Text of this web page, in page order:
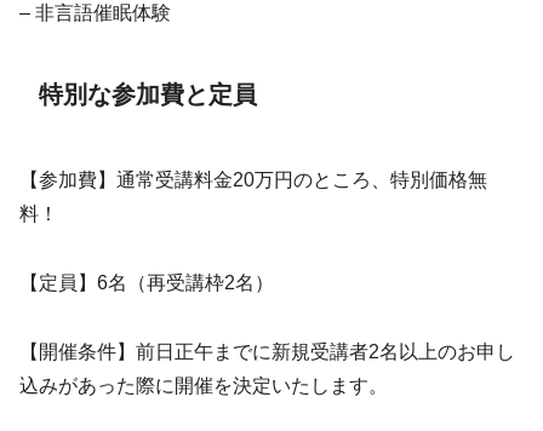
– 非言語催眠体験
特別な参加費と定員
【参加費】通常受講料金20万円のところ、特別価格無
料！
【定員】6名（再受講枠2名）
【開催条件】前日正午までに新規受講者2名以上のお申し
込みがあった際に開催を決定いたします。